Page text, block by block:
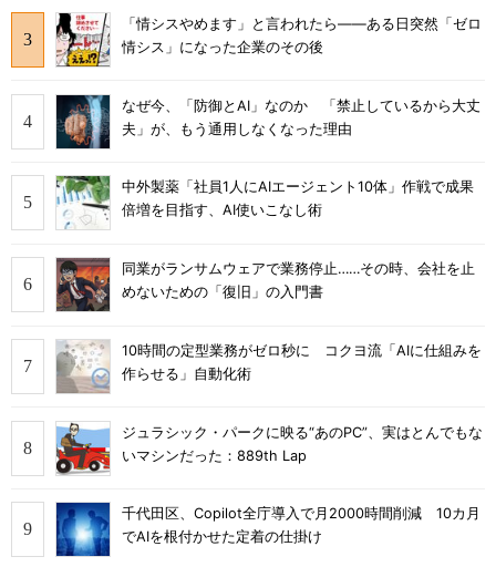
「情シスやめます」と言われたら――ある日突然「ゼロ
情シス」になった企業のその後
なぜ今、「防御とAI」なのか 「禁止しているから大丈
夫」が、もう通用しなくなった理由
中外製薬「社員1人にAIエージェント10体」作戦で成果
倍増を目指す、AI使いこなし術
同業がランサムウェアで業務停止……その時、会社を止
めないための「復旧」の入門書
10時間の定型業務がゼロ秒に コクヨ流「AIに仕組みを
作らせる」自動化術
ジュラシック・パークに映る“あのPC”、実はとんでもな
いマシンだった：889th Lap
千代田区、Copilot全庁導入で月2000時間削減 10カ月
でAIを根付かせた定着の仕掛け